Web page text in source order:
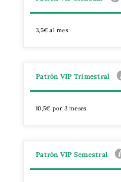
3,5€ al mes
Patrón VIP Trimestral
10,5€ por 3 meses
Patrón VIP Semestral